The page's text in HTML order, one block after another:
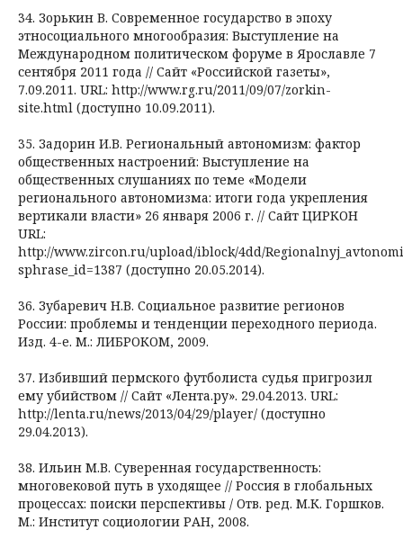
34. Зорькин В. Современное государство в эпоху
этносоциального многообразия: Выступление на
Международном политическом форуме в Ярославле 7
сентября 2011 года // Сайт «Российской газеты»,
7.09.2011. URL: http://www.rg.ru/2011/09/07/zorkin-
site.html (доступно 10.09.2011).
35. Задорин И.В. Региональный автономизм: фактор
общественных настроений: Выступление на
общественных слушаниях по теме «Модели
регионального автономизма: итоги года укрепления
вертикали власти» 26 января 2006 г. // Сайт ЦИРКОН
URL:
http://www.zircon.ru/upload/iblock/4dd/
sphrase_id=1387 (доступно 20.05.2014).
36. Зубаревич Н.В. Социальное развитие регионов
России: проблемы и тенденции переходного периода.
Изд. 4-е. М.: ЛИБРОКОМ, 2009.
37. Избивший пермского футболиста судья пригрозил
ему убийством // Сайт «Лента.ру». 29.04.2013. URL:
http://lenta.ru/news/2013/04/29/player/ (доступно
29.04.2013).
38. Ильин М.В. Суверенная государственность:
многовековой путь в уходящее // Россия в глобальных
процессах: поиски перспективы / Отв. ред. М.К. Горшков.
М.: Институт социологии РАН, 2008.